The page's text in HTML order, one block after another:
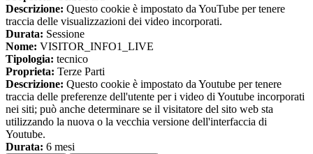
Descrizione: Questo cookie è impostato da YouTube per tenere
traccia delle visualizzazioni dei video incorporati.
Durata: Sessione
Nome: VISITOR_INFO1_LIVE
Tipologia: tecnico
Proprieta: Terze Parti
Descrizione: Questo cookie è impostato da Youtube per tenere
traccia delle preferenze dell'utente per i video di Youtube incorporati
nei siti; può anche determinare se il visitatore del sito web sta
utilizzando la nuova o la vecchia versione dell'interfaccia di
Youtube.
Durata: 6 mesi